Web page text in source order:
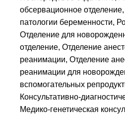
обсервационное
патологии беременности,
Отделение для
отделение, Отделение
реанимации, Отделение
реанимации для
вспомогательных
Консультативно-
Медико-генетическая